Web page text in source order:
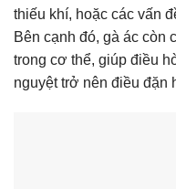
thiếu khí, hoặc các vấn
Bên cạnh đó, gà ác còn
trong cơ thể, giúp điều
nguyệt trở nên điều đặn